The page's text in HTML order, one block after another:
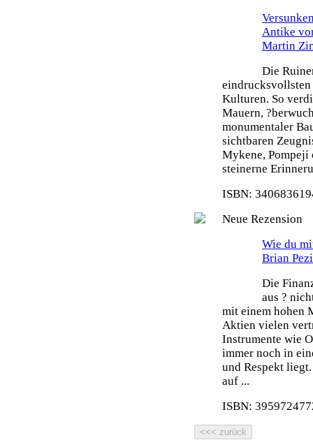
Antike
Martin
Die
eindrucksvollsten
Kulturen. So
Mauern,
monumentaler
sichtbaren
Mykene, Pompeji
steinerne
ISBN:
Neue Rezension
Wie du
Brian
Die
aus ?
mit einem hohen
Aktien vielen
Instrumente wie
immer noch in
und Respekt
auf ...
ISBN: